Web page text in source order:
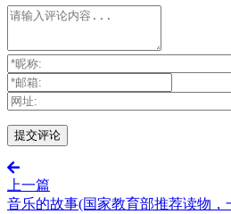
上一篇
音乐的故事(国家教育部推荐读物，